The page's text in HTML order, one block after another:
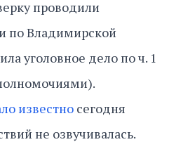
проводили
по Владимирской
уголовное дело по ч. 1
известно сегодня
не озвучивалась.